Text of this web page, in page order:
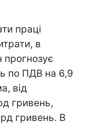
праці
в
прогнозує
по ПДВ на 6,9
від
гривень,
гривень. В